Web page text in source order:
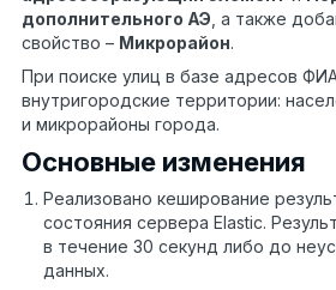
дополнительного АЭ , а также
свойство – Микрорайон.
При поиске улиц в базе адресов
внутригородские территории:
и микрорайоны города.
Основные изменения
Реализовано кеширование
состояния сервера Elastic.
в течение 30 секунд либо до
данных.